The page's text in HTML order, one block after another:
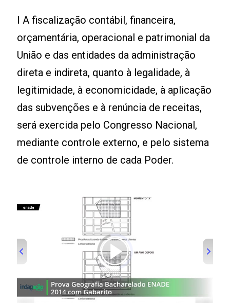
I A fiscalização contábil, financeira,
orçamentária, operacional e patrimonial da
União e das entidades da administração
direta e indireta, quanto à legalidade, à
legitimidade, à economicidade, à aplicação
das subvenções e à renúncia de receitas,
será exercida pelo Congresso Nacional,
mediante controle externo, e pelo sistema
de controle interno de cada Poder.
00:00/01:00